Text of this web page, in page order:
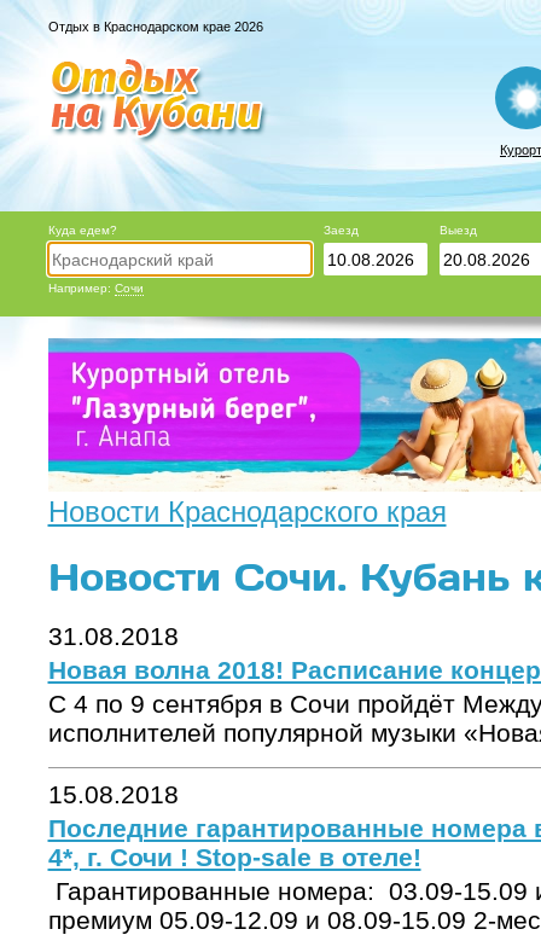
Отдых в Краснодарском крае 2026
Куда едем?
Например: Сочи
Заезд Выезд
Новости Краснодарского края
Новости Сочи. Кубань
31.08.2018
Новая волна 2018! Расписание
С 4 по 9 сентября в Сочи пройдёт
исполнителей популярной музыки
15.08.2018
Последние гарантированные
4*, г. Сочи ! Stop-sale в отеле!
Гарантированные номера: 03.09-15.09
премиум 05.09-12.09 и 08.09-15.09 2-